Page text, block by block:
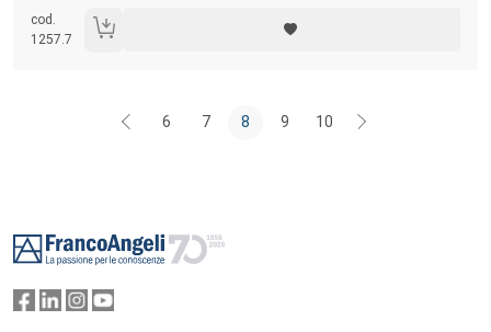
cod.
1257.7
6 7 8 9 10